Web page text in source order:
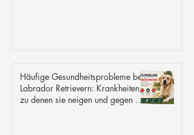
Häufige Gesundheitsprobleme bei
Labrador Retrievern: Krankheiten,
zu denen sie neigen und gegen die